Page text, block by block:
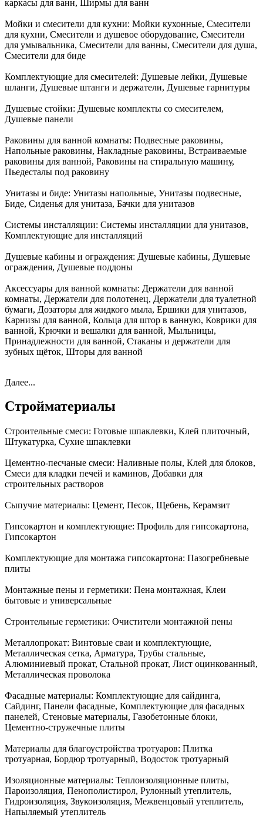
каркасы для ванн, Ширмы для ванн
Мойки и смесители для кухни: Мойки кухонные, Смесители
для кухни, Смесители и душевое оборудование, Смесители
для умывальника, Смесители для ванны, Смесители для душа,
Смесители для биде
Комплектующие для смесителей: Душевые лейки, Душевые
шланги, Душевые штанги и держатели, Душевые гарнитуры
Душевые стойки: Душевые комплекты со смесителем,
Душевые панели
Раковины для ванной комнаты: Подвесные раковины,
Напольные раковины, Накладные раковины, Встраиваемые
раковины для ванной, Раковины на стиральную машину,
Пьедесталы под раковину
Унитазы и биде: Унитазы напольные, Унитазы подвесные,
Биде, Сиденья для унитаза, Бачки для унитазов
Системы инсталляции: Системы инсталляции для унитазов,
Комплектующие для инсталляций
Душевые кабины и ограждения: Душевые кабины, Душевые
ограждения, Душевые поддоны
Аксессуары для ванной комнаты: Держатели для ванной
комнаты, Держатели для полотенец, Держатели для туалетной
бумаги, Дозаторы для жидкого мыла, Ершики для унитазов,
Карнизы для ванной, Кольца для штор в ванную, Коврики для
ванной, Крючки и вешалки для ванной, Мыльницы,
Принадлежности для ванной, Стаканы и держатели для
зубных щёток, Шторы для ванной
Далее...
Стройматериалы
Строительные смеси: Готовые шпаклевки, Клей плиточный,
Штукатурка, Сухие шпаклевки
Цементно-песчаные смеси: Наливные полы, Клей для блоков,
Смеси для кладки печей и каминов, Добавки для
строительных растворов
Сыпучие материалы: Цемент, Песок, Щебень, Керамзит
Гипсокартон и комплектующие: Профиль для гипсокартона,
Гипсокартон
Комплектующие для монтажа гипсокартона: Пазогребневые
плиты
Монтажные пены и герметики: Пена монтажная, Клеи
бытовые и универсальные
Строительные герметики: Очистители монтажной пены
Металлопрокат: Винтовые сваи и комплектующие,
Металлическая сетка, Арматура, Трубы стальные,
Алюминиевый прокат, Стальной прокат, Лист оцинкованный,
Металлическая проволока
Фасадные материалы: Комплектующие для сайдинга,
Сайдинг, Панели фасадные, Комплектующие для фасадных
панелей, Стеновые материалы, Газобетонные блоки,
Цементно-стружечные плиты
Материалы для благоустройства тротуаров: Плитка
тротуарная, Бордюр тротуарный, Водосток тротуарный
Изоляционные материалы: Теплоизоляционные плиты,
Пароизоляция, Пенополистирол, Рулонный утеплитель,
Гидроизоляция, Звукоизоляция, Межвенцовый утеплитель,
Напыляемый утеплитель